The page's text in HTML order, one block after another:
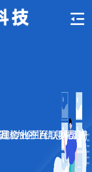
络营销和形象宣传的平台，我司拥有多年行业经验，助力企业信息化建设。